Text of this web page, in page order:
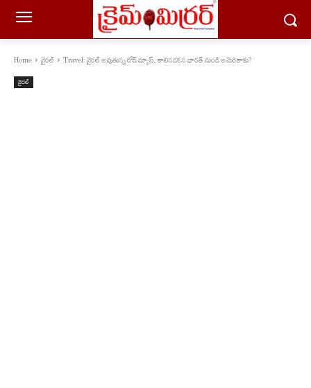
Home వైరల్ Travel: వైరల్ అవుతున్న రోడ్‌ మ్యాప్.. కాలినడకన భారత్ నుండి అమెరికాకు?
వైరల్